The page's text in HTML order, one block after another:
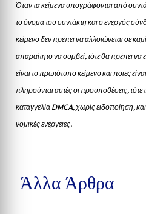
Όταν τα κείμενα υπογράφονται από
το όνομα του συντάκτη και ο ενεργός
κείμενο δεν πρέπει να αλλοιώνεται σε
απαραίτητο να συμβεί, τότε θα πρέπει
είναι το πρωτότυπο κείμενο και ποιες
πληρούνται αυτές οι προυποθέσεις,
καταγγελία DMCA, χωρίς ειδοποίηση,
νομικές ενέργειες.
Άλλα Άρθρα